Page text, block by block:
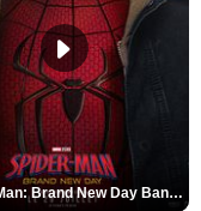
Spider-Man: Brand New Day Bande-annonce (3) VO STFR